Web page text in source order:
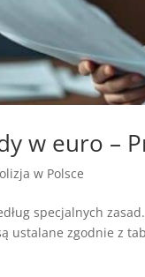
w euro –
w Polsce
specjalnych
ustalane zgodnie z